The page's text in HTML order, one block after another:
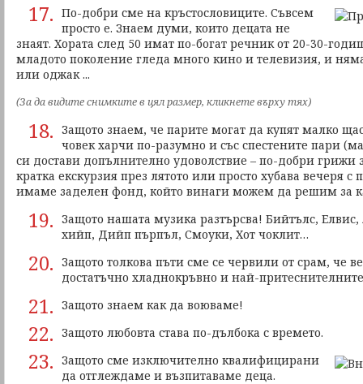
17. По-добри сме на кръстословиците. Съвсем
просто е. Знаем думи, които децата не
знаят. Хората след 50 имат по-богат речник от 20-30-
младото поколение гледа много кино и телевизия, и
или оджак ...
(За да видите снимките в цял размер, кликнете върху тях)
18. Защото знаем, че парите могат да купят малко
човек харчи по-разумно и със спестените пари
си достави допълнително удоволствие – по-добри грижи
кратка екскурзия през лятото или просто хубава вечеря с
имаме заделен фонд, който винаги можем да решим за
19. Защото нашата музика разтърсва! Бийтълс,
хийп, Дийп пърпъл, Смоуки, Хот чоклит…
20. Защото толкова пъти сме се червили от срам, че
достатъчно хладнокръвно и най-
21. Защото знаем как да воюваме!
22. Защото любовта става по-дълбока с времето.
23. Защото сме изключително квалифицирани
да отглеждаме и възпитаваме деца.